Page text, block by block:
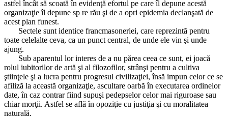
astfel încât să scoată în evidenţă efortul pe care îl depune acestă
organizaţie îl depune sp re rău şi de a opri epidemia declanşată de
acest plan funest.
Sectele sunt identice francmasoneriei, care reprezintă pentru
toate celelalte ceva, ca un punct central, de unde ele vin şi unde
ajung.
Sub aparentul lor interes de a nu părea ceea ce sunt, ei joacă
rolul iubitorilor de artă şi al filozofilor, strânşi pentru a cultiva
ştiinţele şi a lucra pentru progresul civilizaţiei, însă impun celor ce se
afiliză la această organizaţie, ascultare oarbă în executarea ordinelor
date, în caz contrar fiind supuşi pedepselor celor mai riguroase sau
chiar morţii. Astfel se află în opoziţie cu justiţia şi cu moralitatea
naturală.